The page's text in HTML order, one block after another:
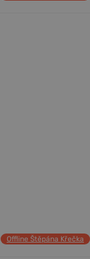
Offline Štěpána Křečka